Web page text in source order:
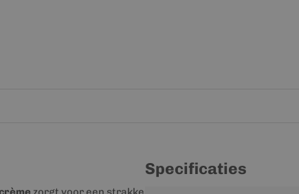
Specificaties